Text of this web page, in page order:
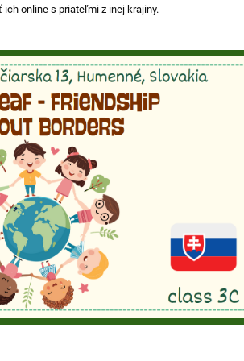
online s priateľmi z inej krajiny.